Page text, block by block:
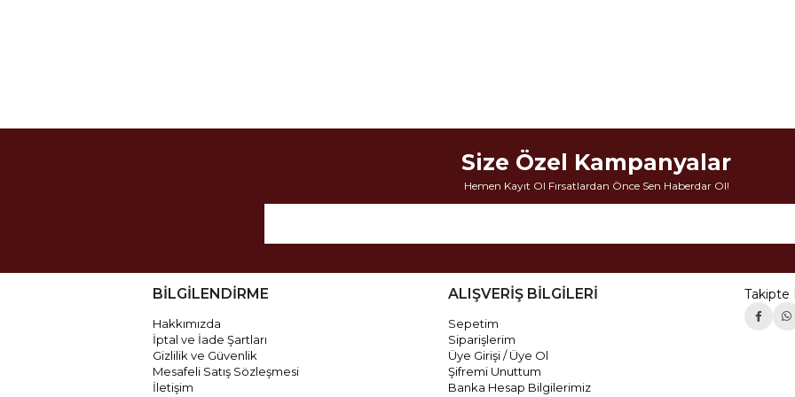
Size Özel Kampanyalar
Hemen Kayıt Ol Fırsatlardan Önce Sen Haberdar Ol!
BİLGİLENDİRME
Hakkımızda
İptal ve İade Şartları
Gizlilik ve Güvenlik
Mesafeli Satış Sözleşmesi
İletişim
ALIŞVERİŞ BİLGİLERİ
Sepetim
Siparişlerim
Üye Girişi / Üye Ol
Şifremi Unuttum
Banka Hesap Bilgilerimiz
Takipte